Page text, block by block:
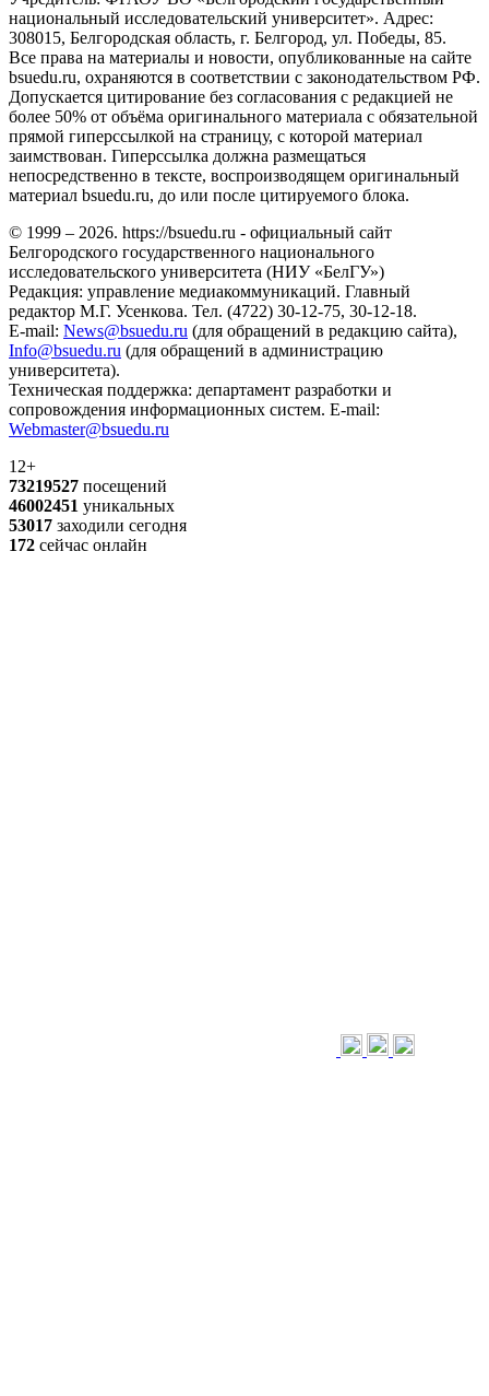
национальный исследовательский университет». Адрес:
308015, Белгородская область, г. Белгород, ул. Победы, 85.
Все права на материалы и новости, опубликованные на сайте
bsuedu.ru, охраняются в соответствии с законодательством РФ.
Допускается цитирование без согласования с редакцией не
более 50% от объёма оригинального материала с обязательной
прямой гиперссылкой на страницу, с которой материал
заимствован. Гиперссылка должна размещаться
непосредственно в тексте, воспроизводящем оригинальный
материал bsuedu.ru, до или после цитируемого блока.
© 1999 – 2026. https://bsuedu.ru - официальный сайт
Белгородского государственного национального
исследовательского университета (НИУ «БелГУ»)
Редакция: управление медиакоммуникаций. Главный
редактор М.Г. Усенкова. Тел. (4722) 30-12-75, 30-12-18.
E-mail: News@bsuedu.ru (для обращений в редакцию сайта),
Info@bsuedu.ru (для обращений в администрацию
университета).
Техническая поддержка: департамент разработки и
сопровождения информационных систем. E-mail:
Webmaster@bsuedu.ru
12+
73219527 посещений
46002451 уникальных
53017 заходили сегодня
172 сейчас онлайн